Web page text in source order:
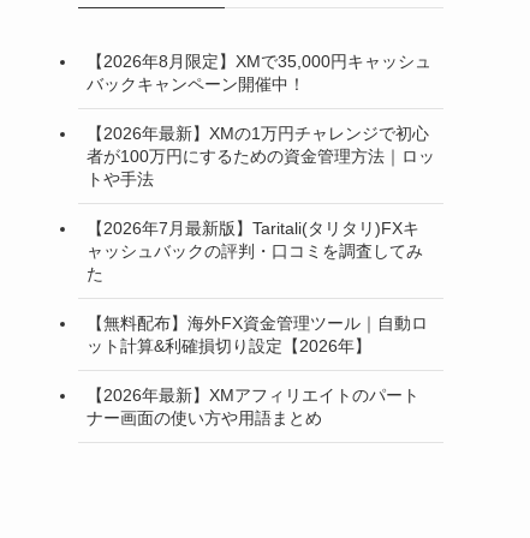
【2026年8月限定】XMで35,000円キャッシュ
バックキャンペーン開催中！
【2026年最新】XMの1万円チャレンジで初心
者が100万円にするための資金管理方法｜ロッ
トや手法
【2026年7月最新版】Taritali(タリタリ)FXキ
ャッシュバックの評判・口コミを調査してみ
た
【無料配布】海外FX資金管理ツール｜自動ロ
ット計算&利確損切り設定【2026年】
【2026年最新】XMアフィリエイトのパート
ナー画面の使い方や用語まとめ